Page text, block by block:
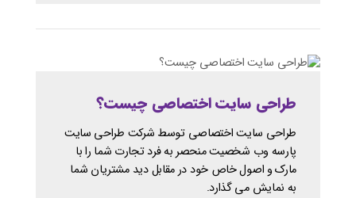
طراحی سایت اختصاصی چیست؟
طراحی سایت اختصاصی توسط شرکت طراحی سایت
پارسه وب شخصیت منحصر به فرد تجارت شما را با
مارک و اصول خاص خود در مقابل دید مشتریان شما
به نمایش می گذارد.